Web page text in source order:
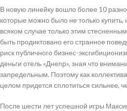
В новую линейку вошло более 10
которые можно было не только купить,
всяком случае только этим
быть продиктовано его странное
риск публичного бизнес-
деньги отель «Днепр», зная что
запредельным. Поэтому как
целом придется сплотиться сильнее,
После шести лет успешной игры